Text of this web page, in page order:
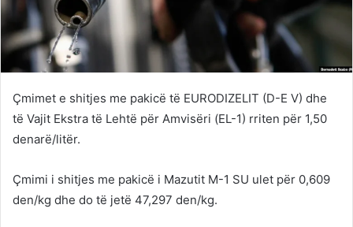
Çmimet e shitjes me pakicë të EURODIZELIT (D-Е V) dhe
të Vajit Ekstra të Lehtë për Amvisëri (ЕL-1) rriten për 1,50
denarë/litër.
Çmimi i shitjes me pakicë i Мazutit М-1 SU ulet për 0,609
den/kg dhe do të jetë 47,297 den/kg.